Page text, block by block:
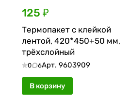
125 ₽
Термопакет с клейкой
лентой, 420*450+50 мм,
трёхслойный
0 6Арт. 9603909
В корзину